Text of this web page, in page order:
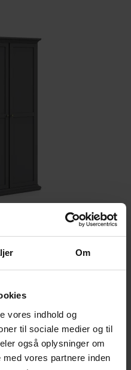
Om
vores indhold og
til sociale medier og til
også oplysninger om
vores partnere inden
95 cm bredt med 2
en serie Dansk